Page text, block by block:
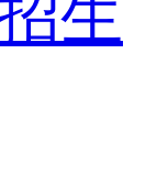
生